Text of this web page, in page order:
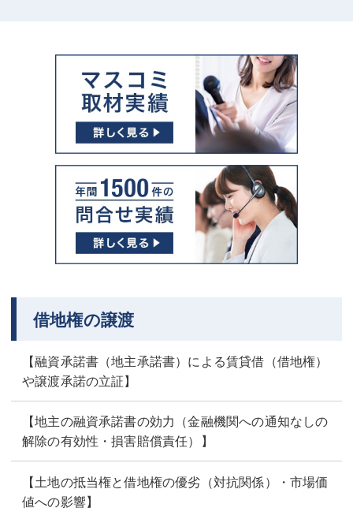
借地権の譲渡
【融資承諾書（地主承諾書）による賃貸借（借地権）
や譲渡承諾の立証】
【地主の融資承諾書の効力（金融機関への通知なしの
解除の有効性・損害賠償責任）】
【土地の抵当権と借地権の優劣（対抗関係）・市場価
値への影響】